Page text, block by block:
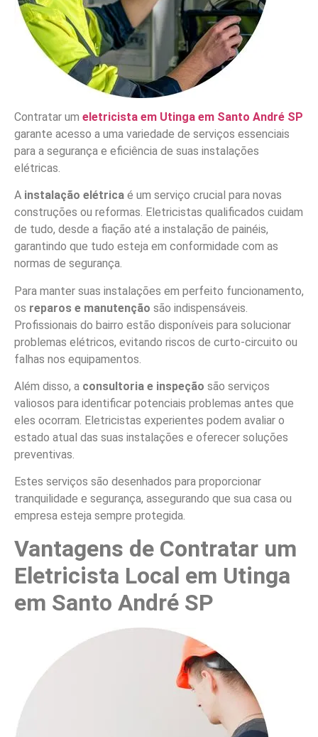
Contratar um eletricista em Utinga em Santo André SP
garante acesso a uma variedade de serviços essenciais
para a segurança e eficiência de suas instalações
elétricas.
A instalação elétrica é um serviço crucial para novas
construções ou reformas. Eletricistas qualificados cuidam
de tudo, desde a fiação até a instalação de painéis,
garantindo que tudo esteja em conformidade com as
normas de segurança.
Para manter suas instalações em perfeito funcionamento,
os reparos e manutenção são indispensáveis.
Profissionais do bairro estão disponíveis para solucionar
problemas elétricos, evitando riscos de curto-circuito ou
falhas nos equipamentos.
Além disso, a consultoria e inspeção são serviços
valiosos para identificar potenciais problemas antes que
eles ocorram. Eletricistas experientes podem avaliar o
estado atual das suas instalações e oferecer soluções
preventivas.
Estes serviços são desenhados para proporcionar
tranquilidade e segurança, assegurando que sua casa ou
empresa esteja sempre protegida.
Vantagens de Contratar um
Eletricista Local em Utinga
em Santo André SP